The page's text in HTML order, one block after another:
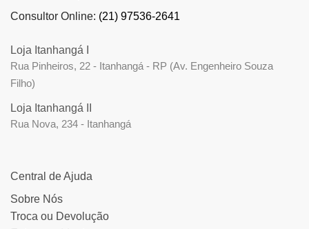
Consultor Online: (21) 97536-2641
Loja Itanhangá I
Rua Pinheiros, 22 - Itanhangá - RP (Av. Engenheiro Souza
Filho)
Loja Itanhangá II
Rua Nova, 234 - Itanhangá
Central de Ajuda
Sobre Nós
Troca ou Devolução